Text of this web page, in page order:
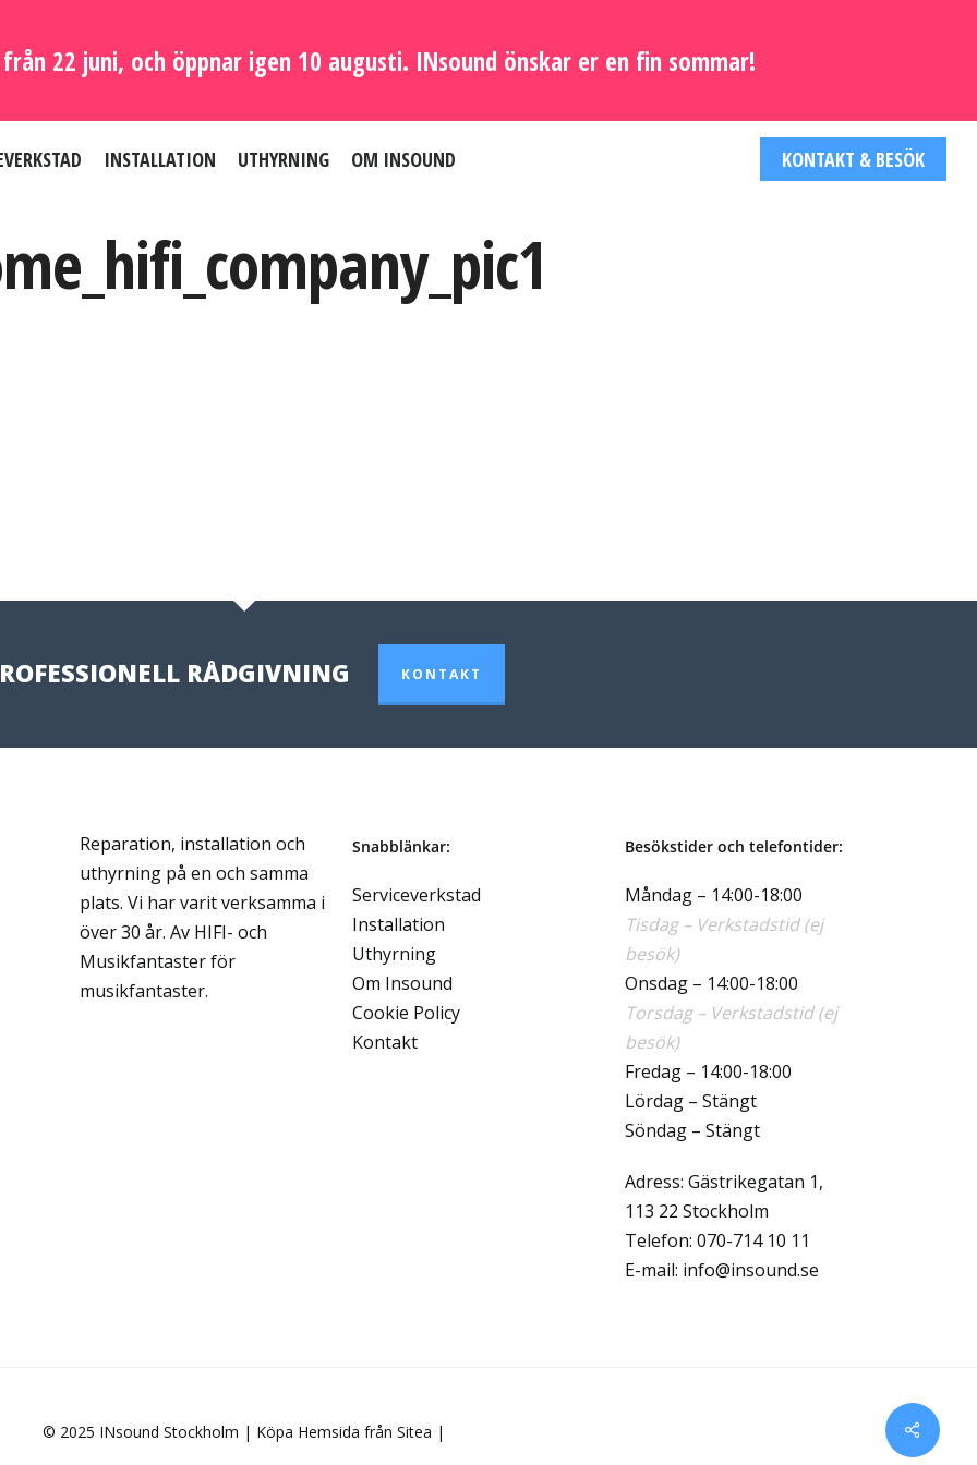
22 juni, och öppnar igen 10 augusti. INsound önskar er en fin sommar!
INSTALLATION UTHYRNING OM INSOUND KONTAKT & BESÖK
RÅDGIVNING KONTAKT
Reparation, installation och
uthyrning på en och samma
plats. Vi har varit verksamma i
över 30 år. Av HIFI- och
Musikfantaster för
musikfantaster.
Snabblänkar:
Serviceverkstad
Installation
Uthyrning
Om Insound
Cookie Policy
Kontakt
Besökstider och telefontider:
Måndag – 14:00-18:00
Tisdag – Verkstadstid (ej
besök)
Onsdag – 14:00-18:00
Torsdag – Verkstadstid (ej
besök)
Fredag – 14:00-18:00
Lördag – Stängt
Söndag – Stängt
Adress: Gästrikegatan 1,
113 22 Stockholm
Telefon:070-714 10 11
E-mail: info@insound.se
© 2025 INsound Stockholm | Köpa Hemsida från Sitea |